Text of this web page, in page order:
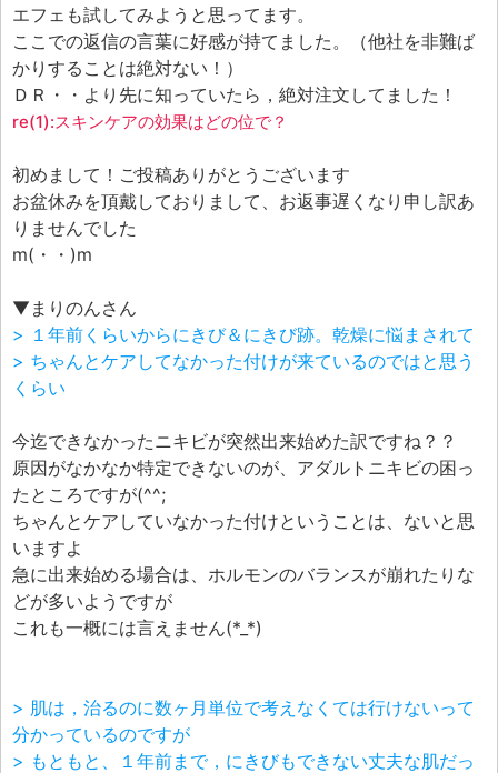
エフェも試してみようと思ってます。
ここでの返信の言葉に好感が持てました。（他社を非難ば
かりすることは絶対ない！）
ＤＲ・・より先に知っていたら，絶対注文してました！
re(1):スキンケアの効果はどの位で？
初めまして！ご投稿ありがとうございます
お盆休みを頂戴しておりまして、お返事遅くなり申し訳あ
りませんでした
m(・・)m
▼まりのんさん
> １年前くらいからにきび＆にきび跡。乾燥に悩まされて
> ちゃんとケアしてなかった付けが来ているのではと思う
くらい
今迄できなかったニキビが突然出来始めた訳ですね？？
原因がなかなか特定できないのが、アダルトニキビの困っ
たところですが(^^;
ちゃんとケアしていなかった付けということは、ないと思
いますよ
急に出来始める場合は、ホルモンのバランスが崩れたりな
どが多いようですが
これも一概には言えません(*_*)
> 肌は，治るのに数ヶ月単位で考えなくては行けないって
分かっているのですが
> もともと、１年前まで，にきびもできない丈夫な肌だっ